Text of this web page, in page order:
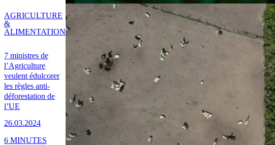
7 ministres de
l’Agriculture
veulent édulcorer
les règles anti-
déforestation de
l’UE
26.03.2024
AGRICULTURE
&
ALIMENTATION
6 MINUTES